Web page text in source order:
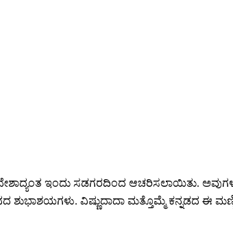
ಇಂದು ಸಡಗರದಿಂದ ಆಚರಿಸಲಾಯಿತು.
ವಿಷ್ಣುದಾದಾ ಮತ್ತೊಮ್ಮೆ ಕನ್ನಡದ ಈ